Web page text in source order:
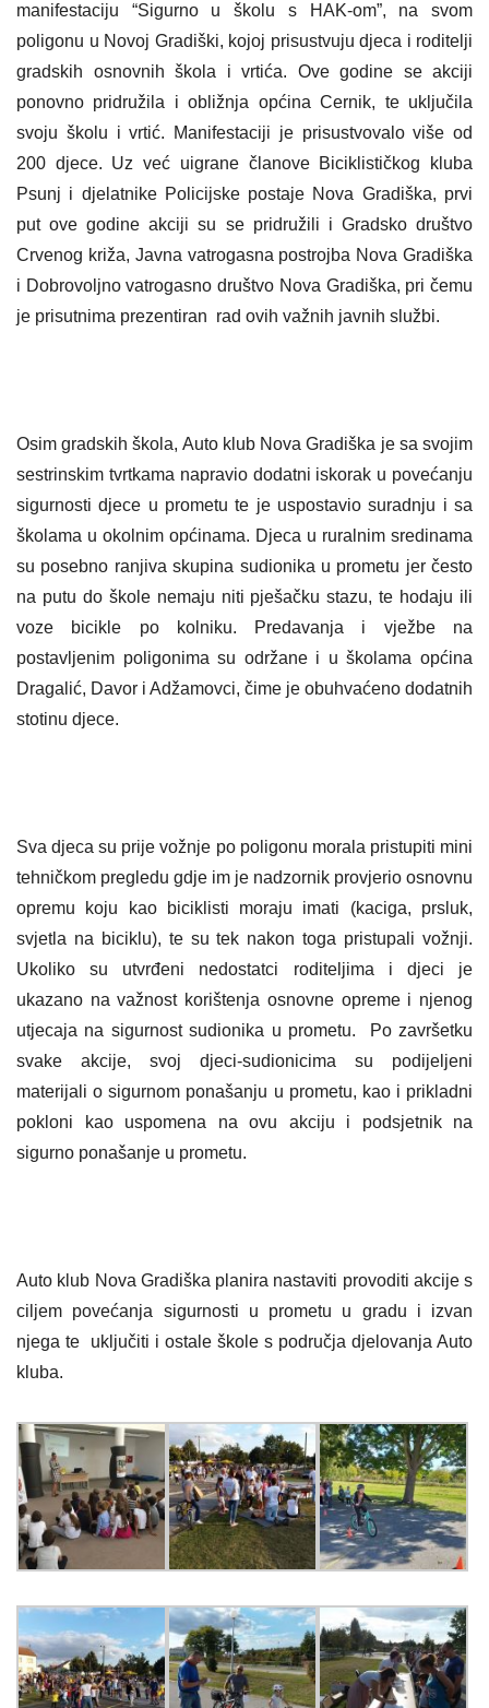
manifestaciju “Sigurno u školu s HAK-om”, na svom
poligonu u Novoj Gradiški, kojoj prisustvuju djeca i roditelji
gradskih osnovnih škola i vrtića. Ove godine se akciji
ponovno pridružila i obližnja općina Cernik, te uključila
svoju školu i vrtić. Manifestaciji je prisustvovalo više od
200 djece. Uz već uigrane članove Biciklističkog kluba
Psunj i djelatnike Policijske postaje Nova Gradiška, prvi
put ove godine akciji su se pridružili i Gradsko društvo
Crvenog križa, Javna vatrogasna postrojba Nova Gradiška
i Dobrovoljno vatrogasno društvo Nova Gradiška, pri čemu
je prisutnima prezentiran rad ovih važnih javnih službi.
Osim gradskih škola, Auto klub Nova Gradiška je sa svojim
sestrinskim tvrtkama napravio dodatni iskorak u povećanju
sigurnosti djece u prometu te je uspostavio suradnju i sa
školama u okolnim općinama. Djeca u ruralnim sredinama
su posebno ranjiva skupina sudionika u prometu jer često
na putu do škole nemaju niti pješačku stazu, te hodaju ili
voze bicikle po kolniku. Predavanja i vježbe na
postavljenim poligonima su održane i u školama općina
Dragalić, Davor i Adžamovci, čime je obuhvaćeno dodatnih
stotinu djece.
Sva djeca su prije vožnje po poligonu morala pristupiti mini
tehničkom pregledu gdje im je nadzornik provjerio osnovnu
opremu koju kao biciklisti moraju imati (kaciga, prsluk,
svjetla na biciklu), te su tek nakon toga pristupali vožnji.
Ukoliko su utvrđeni nedostatci roditeljima i djeci je
ukazano na važnost korištenja osnovne opreme i njenog
utjecaja na sigurnost sudionika u prometu. Po završetku
svake akcije, svoj djeci-sudionicima su podijeljeni
materijali o sigurnom ponašanju u prometu, kao i prikladni
pokloni kao uspomena na ovu akciju i podsjetnik na
sigurno ponašanje u prometu.
Auto klub Nova Gradiška planira nastaviti provoditi akcije s
ciljem povećanja sigurnosti u prometu u gradu i izvan
njega te uključiti i ostale škole s područja djelovanja Auto
kluba.